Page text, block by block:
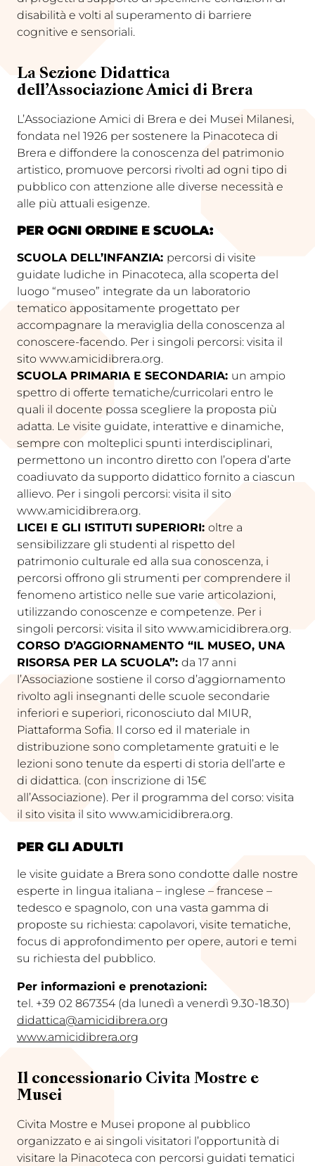
disabilità e volti al superamento di barriere
cognitive e sensoriali.
La Sezione Didattica
dell’Associazione Amici di Brera
L’Associazione Amici di Brera e dei Musei Milanesi,
fondata nel 1926 per sostenere la Pinacoteca di
Brera e diffondere la conoscenza del patrimonio
artistico, promuove percorsi rivolti ad ogni tipo di
pubblico con attenzione alle diverse necessità e
alle più attuali esigenze.
PER OGNI ORDINE E SCUOLA:
SCUOLA DELL’INFANZIA: percorsi di visite
guidate ludiche in Pinacoteca, alla scoperta del
luogo “museo” integrate da un laboratorio
tematico appositamente progettato per
accompagnare la meraviglia della conoscenza al
conoscere-facendo. Per i singoli percorsi: visita il
sito www.amicidibrera.org.
SCUOLA PRIMARIA E SECONDARIA: un ampio
spettro di offerte tematiche/curricolari entro le
quali il docente possa scegliere la proposta più
adatta. Le visite guidate, interattive e dinamiche,
sempre con molteplici spunti interdisciplinari,
permettono un incontro diretto con l’opera d’arte
coadiuvato da supporto didattico fornito a ciascun
allievo. Per i singoli percorsi: visita il sito
www.amicidibrera.org.
LICEI E GLI ISTITUTI SUPERIORI: oltre a
sensibilizzare gli studenti al rispetto del
patrimonio culturale ed alla sua conoscenza, i
percorsi offrono gli strumenti per comprendere il
fenomeno artistico nelle sue varie articolazioni,
utilizzando conoscenze e competenze. Per i
singoli percorsi: visita il sito www.amicidibrera.org.
CORSO D’AGGIORNAMENTO “IL MUSEO, UNA
RISORSA PER LA SCUOLA”: da 17 anni
l’Associazione sostiene il corso d’aggiornamento
rivolto agli insegnanti delle scuole secondarie
inferiori e superiori, riconosciuto dal MIUR,
Piattaforma Sofia. Il corso ed il materiale in
distribuzione sono completamente gratuiti e le
lezioni sono tenute da esperti di storia dell’arte e
di didattica. (con inscrizione di 15€
all’Associazione). Per il programma del corso: visita
il sito visita il sito www.amicidibrera.org.
PER GLI ADULTI
le visite guidate a Brera sono condotte dalle nostre
esperte in lingua italiana – inglese – francese –
tedesco e spagnolo, con una vasta gamma di
proposte su richiesta: capolavori, visite tematiche,
focus di approfondimento per opere, autori e temi
su richiesta del pubblico.
Per informazioni e prenotazioni:
tel. +39 02 867354 (da lunedì a venerdì 9.30-18.30)
didattica@amicidibrera.org
www.amicidibrera.org
Il concessionario Civita Mostre e
Musei
Civita Mostre e Musei propone al pubblico
organizzato e ai singoli visitatori l’opportunità di
visitare la Pinacoteca con percorsi guidati tematici